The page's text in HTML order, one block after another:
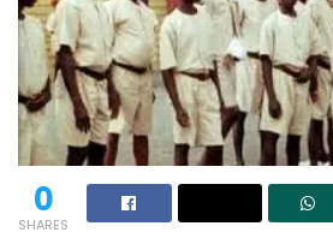
0
SHARES